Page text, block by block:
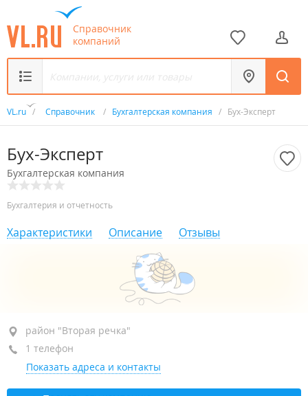
Справочник
компаний
VL.ru / Справочник / Бухгалтерская компания / Бух-Эксперт
Бух-Эксперт
Бухгалтерская компания
Бухгалтерия и отчетность
Характеристики Описание Отзывы
район "Вторая речка", ул. Русская, 17
левое крыло, 9-й этаж, оф. 906
+7 (423) 237-47-34
район "Вторая речка"
1 телефон
Показать адреса и контакты